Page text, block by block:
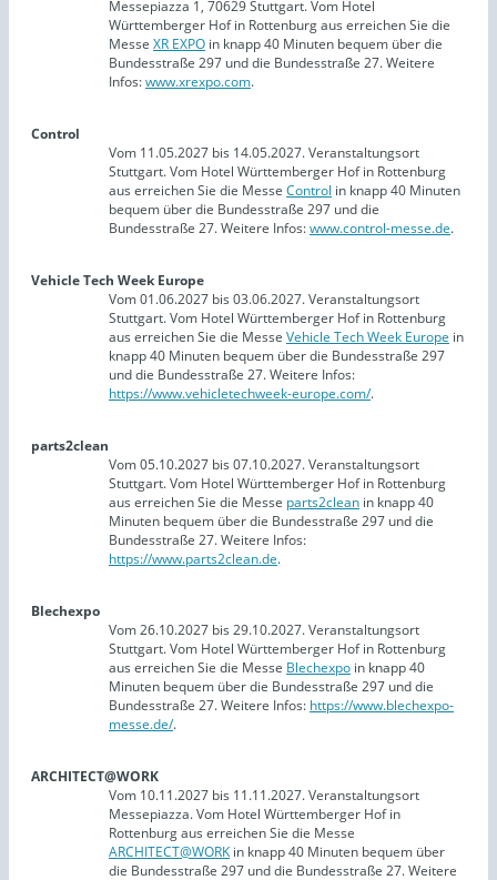
Messepiazza 1, 70629 Stuttgart. Vom Hotel
Württemberger Hof in Rottenburg aus erreichen Sie die
Messe XR EXPO in knapp 40 Minuten bequem über die
Bundesstraße 297 und die Bundesstraße 27. Weitere
Infos:www.xrexpo.com.
Control
Vom 11.05.2027 bis 14.05.2027. Veranstaltungsort
Stuttgart. Vom Hotel Württemberger Hof in Rottenburg
aus erreichen Sie die Messe Control in knapp 40 Minuten
bequem über die Bundesstraße 297 und die
Bundesstraße 27. Weitere Infos:www.control-messe.de.
Vehicle Tech Week Europe
Vom 01.06.2027 bis 03.06.2027. Veranstaltungsort
Stuttgart. Vom Hotel Württemberger Hof in Rottenburg
aus erreichen Sie die Messe Vehicle Tech Week Europe in
knapp 40 Minuten bequem über die Bundesstraße 297
und die Bundesstraße 27. Weitere Infos:
https://www.vehicletechweek-europe.com/.
parts2clean
Vom 05.10.2027 bis 07.10.2027. Veranstaltungsort
Stuttgart. Vom Hotel Württemberger Hof in Rottenburg
aus erreichen Sie die Messe parts2clean in knapp 40
Minuten bequem über die Bundesstraße 297 und die
Bundesstraße 27. Weitere Infos:
https://www.parts2clean.de.
Blechexpo
Vom 26.10.2027 bis 29.10.2027. Veranstaltungsort
Stuttgart. Vom Hotel Württemberger Hof in Rottenburg
aus erreichen Sie die Messe Blechexpo in knapp 40
Minuten bequem über die Bundesstraße 297 und die
Bundesstraße 27. Weitere Infos: https://www.blechexpo-
messe.de/.
ARCHITECT@WORK
Vom 10.11.2027 bis 11.11.2027. Veranstaltungsort
Messepiazza. Vom Hotel Württemberger Hof in
Rottenburg aus erreichen Sie die Messe
ARCHITECT@WORK in knapp 40 Minuten bequem über
die Bundesstraße 297 und die Bundesstraße 27. Weitere